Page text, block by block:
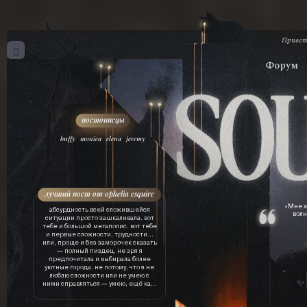
Форум
лучший пост от ophelia esquire
абсурдность всей сложившейся
ситуации просто зашкаливала. вот
тебе и большой мегаполис. вот тебе
и первые сложности, трудности…
или, проще и без заморочек сказать
— полный пиздец. не зря я
предпочитала и выбирала более
уютные города. не потому, что я не
люблю сложности или не умею с
ними справляться — умею, ещё как.
драгоценного времени, нервов, сил,
«Мне
buffy ,monica,elena , jeremy